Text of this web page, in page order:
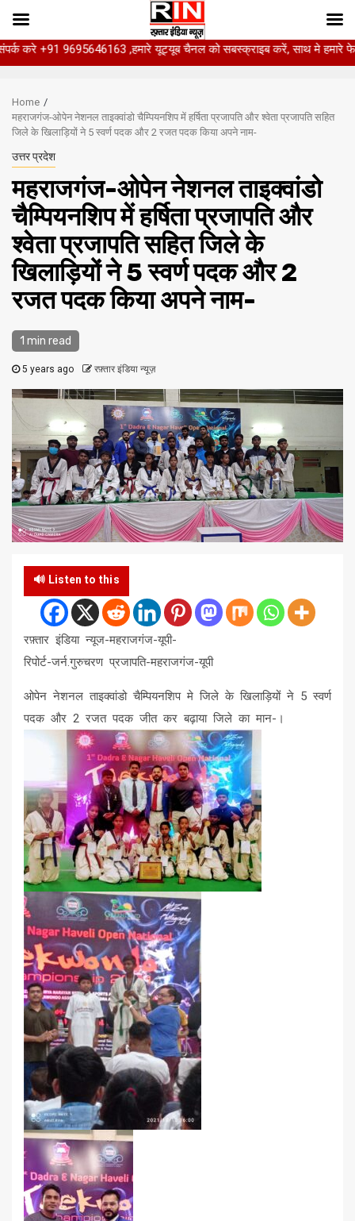
9695646163 ,हमारे यूट्यूब चैनल को सबस्क्राइब करें, साथ मे हमारे फेसबुक को
content
Home
महराजगंज-ओपेन नेशनल ताइक्वांडो चैम्पियनशिप में हर्षिता प्रजापति और श्वेता प्रजापति सहित
जिले के खिलाड़ियों ने 5 स्वर्ण पदक और 2 रजत पदक किया अपने नाम-
उत्तर प्रदेश
महराजगंज-ओपेन नेशनल ताइक्वांडो
चैम्पियनशिप में हर्षिता प्रजापति और
श्वेता प्रजापति सहित जिले के
खिलाड़ियों ने 5 स्वर्ण पदक और 2
रजत पदक किया अपने नाम-
1 min read
5 years ago रफ़्तार इंडिया न्यूज़
🔊 Listen to this
रफ़्तार इंडिया न्यूज-महराजगंज-यूपी-
रिपोर्ट-जर्न.गुरुचरण प्रजापति-महराजगंज-यूपी
ओपेन नेशनल ताइक्वांडो चैम्पियनशिप मे जिले के खिलाड़ियों ने 5 स्वर्ण
पदक और 2 रजत पदक जीत कर बढ़ाया जिले का मान-।